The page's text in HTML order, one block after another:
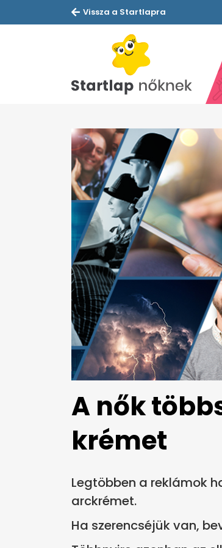
Vissza a Startlapra
A nők
krémet
Legtöbben a reklámok
arckrémet.
Ha szerencséjük van,